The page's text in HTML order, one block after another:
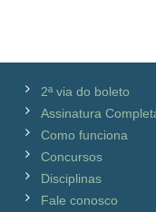
2ª via do boleto
Assinatura
Como funciona
Concursos
Disciplinas
Fale conosco